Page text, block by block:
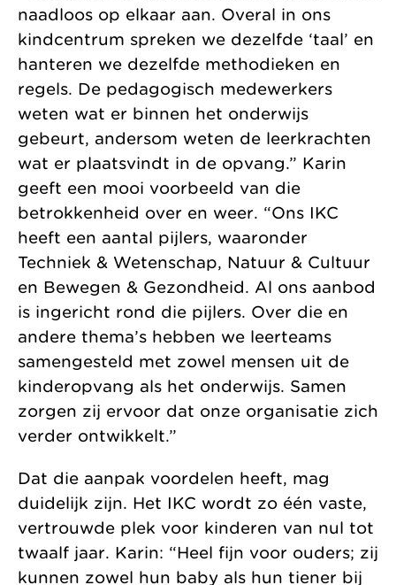
naadloos op elkaar aan. Overal in ons
kindcentrum spreken we dezelfde ‘taal’ en
hanteren we dezelfde methodieken en
regels. De pedagogisch medewerkers
weten wat er binnen het onderwijs
gebeurt, andersom weten de leerkrachten
wat er plaatsvindt in de opvang.” Karin
geeft een mooi voorbeeld van die
betrokkenheid over en weer. “Ons IKC
heeft een aantal pijlers, waaronder
Techniek & Wetenschap, Natuur & Cultuur
en Bewegen & Gezondheid. Al ons aanbod
is ingericht rond die pijlers. Over die en
andere thema’s hebben we leerteams
samengesteld met zowel mensen uit de
kinderopvang als het onderwijs. Samen
zorgen zij ervoor dat onze organisatie zich
verder ontwikkelt.”
Dat die aanpak voordelen heeft, mag
duidelijk zijn. Het IKC wordt zo één vaste,
vertrouwde plek voor kinderen van nul tot
twaalf jaar. Karin: “Heel fijn voor ouders; zij
kunnen zowel hun baby als hun tiener bij